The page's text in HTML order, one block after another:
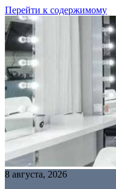
Перейти к содержимому
8 августа, 2026